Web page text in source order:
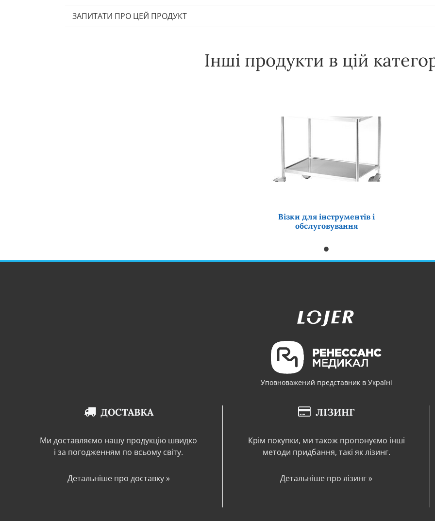
ЗАПИТАТИ ПРО ЦЕЙ ПРОДУКТ
Інші продукти в цій
Візки для інструментів і
обслуговування
Уповноважений представник в Україні
ДОСТАВКА
Ми доставляємо нашу продукцію швидко
і за погодженням по всьому світу.
Детальніше про доставку »
ЛІЗИНГ
Крім покупки, ми також пропонуємо інші
методи придбання, такі як лізинг.
Детальніше про лізинг »